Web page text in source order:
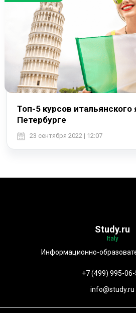
Топ-5 курсов итальянского
Петербурге
23 сентября 2022 | 12:07
Study.ru
Italy
Информационно-
+7 (499) 995-
info@study.ru